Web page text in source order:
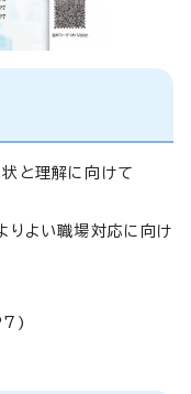
状と理解に向けて
りよい職場対応に向け